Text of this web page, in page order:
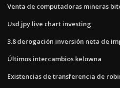
Venta de computadoras mineras
Usd jpy live chart investing
3.8 derogación inversión neta de
Últimos intercambios kelowna
Existencias de transferencia de